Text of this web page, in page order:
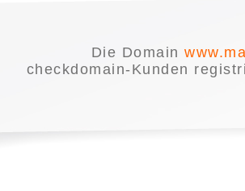
Die Domain
checkdomain-Kunden